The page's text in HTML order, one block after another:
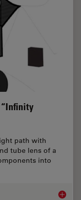
path with
tube lens of a
into
Infinity